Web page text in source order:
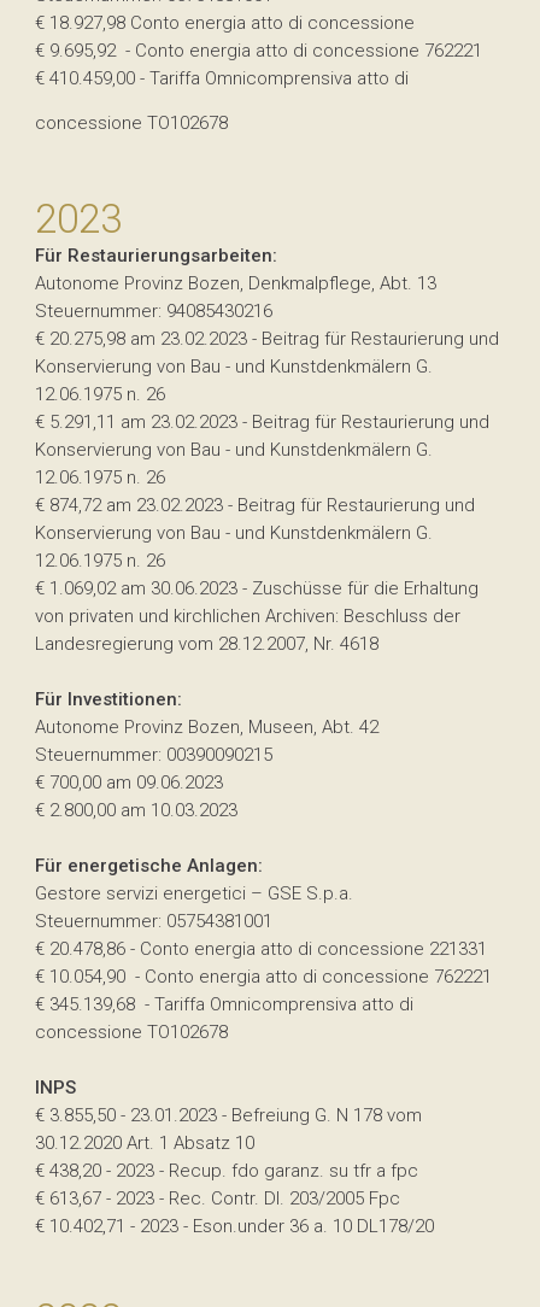
€ 18.927,98 Conto energia atto di concessione
€ 9.695,92 - Conto energia atto di concessione 762221
€ 410.459,00 - Tariffa Omnicomprensiva atto di
concessione TO102678
2023
Für Restaurierungsarbeiten:
Autonome Provinz Bozen, Denkmalpflege, Abt. 13
Steuernummer: 94085430216
€ 20.275,98 am 23.02.2023 - Beitrag für Restaurierung und
Konservierung von Bau - und Kunstdenkmälern G.
12.06.1975 n. 26
€ 5.291,11 am 23.02.2023 - Beitrag für Restaurierung und
Konservierung von Bau - und Kunstdenkmälern G.
12.06.1975 n. 26
€ 874,72 am 23.02.2023 - Beitrag für Restaurierung und
Konservierung von Bau - und Kunstdenkmälern G.
12.06.1975 n. 26
€ 1.069,02 am 30.06.2023 - Zuschüsse für die Erhaltung
von privaten und kirchlichen Archiven: Beschluss der
Landesregierung vom 28.12.2007, Nr. 4618
Für Investitionen:
Autonome Provinz Bozen, Museen, Abt. 42
Steuernummer: 00390090215
€ 700,00 am 09.06.2023
€ 2.800,00 am 10.03.2023
Für energetische Anlagen:
Gestore servizi energetici – GSE S.p.a.
Steuernummer: 05754381001
€ 20.478,86 - Conto energia atto di concessione 221331
€ 10.054,90 - Conto energia atto di concessione 762221
€ 345.139,68 - Tariffa Omnicomprensiva atto di
concessione TO102678
INPS
€ 3.855,50 - 23.01.2023 - Befreiung G. N 178 vom
30.12.2020 Art. 1 Absatz 10
€ 438,20 - 2023 - Recup. fdo garanz. su tfr a fpc
€ 613,67 - 2023 - Rec. Contr. Dl. 203/2005 Fpc
€ 10.402,71 - 2023 - Eson.under 36 a. 10 DL178/20